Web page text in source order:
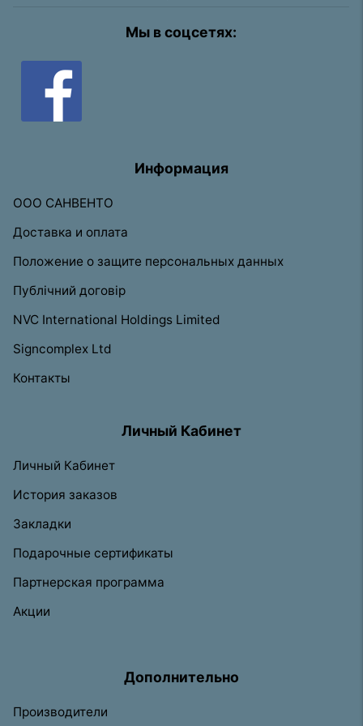
Мы в соцсетях:
Информация
ООО САНВЕНТО
Доставка и оплата
Положение о защите персональных данных
Публічний договір
NVC International Holdings Limited
Signcomplex Ltd
Контакты
Личный Кабинет
Личный Кабинет
История заказов
Закладки
Подарочные сертификаты
Партнерская программа
Акции
Дополнительно
Производители